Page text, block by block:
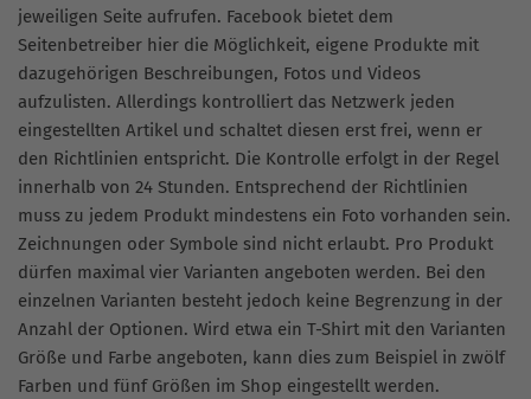
jeweiligen Seite aufrufen. Facebook bietet dem
Seitenbetreiber hier die Möglichkeit, eigene Produkte mit
dazugehörigen Beschreibungen, Fotos und Videos
aufzulisten. Allerdings kontrolliert das Netzwerk jeden
eingestellten Artikel und schaltet diesen erst frei, wenn er
den Richtlinien entspricht. Die Kontrolle erfolgt in der Regel
innerhalb von 24 Stunden. Entsprechend der Richtlinien
muss zu jedem Produkt mindestens ein Foto vorhanden sein.
Zeichnungen oder Symbole sind nicht erlaubt. Pro Produkt
dürfen maximal vier Varianten angeboten werden. Bei den
einzelnen Varianten besteht jedoch keine Begrenzung in der
Anzahl der Optionen. Wird etwa ein T-Shirt mit den Varianten
Größe und Farbe angeboten, kann dies zum Beispiel in zwölf
Farben und fünf Größen im Shop eingestellt werden.